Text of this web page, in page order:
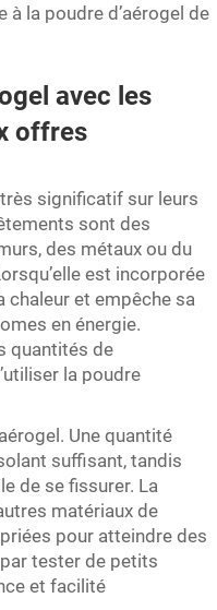
la poudre d’aérogel de
avec les
offres
significatif sur leurs
sont des
des métaux ou du
est incorporée
chaleur et empêche sa
en énergie.
quantités de
la poudre
Une quantité
suffisant, tandis
de se fissurer. La
matériaux de
pour atteindre des
tester de petits
et facilité